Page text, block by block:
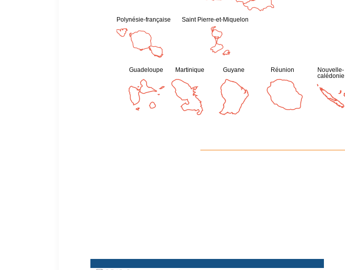
Polynésie-française Saint Pierre-et-Miquelon
Guadeloupe Martinique Guyane Réunion
Nouvelle-
calédonie